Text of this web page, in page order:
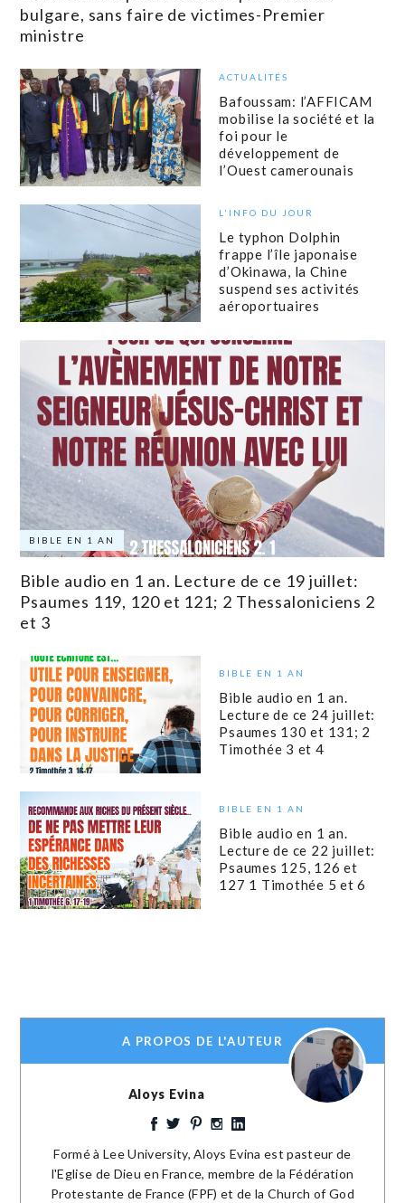
bulgare, sans faire de victimes-Premier
ministre
ACTUALITÉS
Bafoussam: l’AFFICAM
mobilise la société et la
foi pour le
développement de
l’Ouest camerounais
L'INFO DU JOUR
Le typhon Dolphin
frappe l’île japonaise
d’Okinawa, la Chine
suspend ses activités
aéroportuaires
BIBLE EN 1 AN
Bible audio en 1 an. Lecture de ce 19 juillet:
Psaumes 119, 120 et 121; 2 Thessaloniciens 2
et 3
BIBLE EN 1 AN
Bible audio en 1 an.
Lecture de ce 24 juillet:
Psaumes 130 et 131; 2
Timothée 3 et 4
BIBLE EN 1 AN
Bible audio en 1 an.
Lecture de ce 22 juillet:
Psaumes 125, 126 et
127 1 Timothée 5 et 6
A PROPOS DE L'AUTEUR
Aloys Evina
Formé à Lee University, Aloys Evina est pasteur de
l'Eglise de Dieu en France, membre de la Fédération
Protestante de France (FPF) et de la Church of God